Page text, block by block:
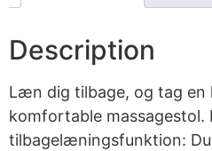
Description
Læn dig tilbage, og tag en
komfortable massagestol.
tilbagelæningsfunktion: